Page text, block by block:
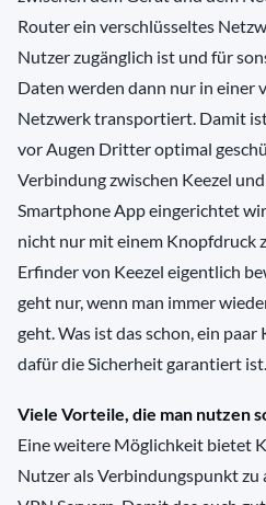
Router ein verschlüsseltes
Nutzer zugänglich ist und für
Daten werden dann nur in einer
Netzwerk transportiert. Damit
vor Augen Dritter optimal
Verbindung zwischen Keezel
Smartphone App eingerichtet
nicht nur mit einem Knopfdruck
Erfinder von Keezel eigentlich
geht nur, wenn man immer
geht. Was ist das schon, ein
dafür die Sicherheit garantiert ist.
Viele Vorteile, die man nutzen
Eine weitere Möglichkeit bietet
Nutzer als Verbindungspunkt